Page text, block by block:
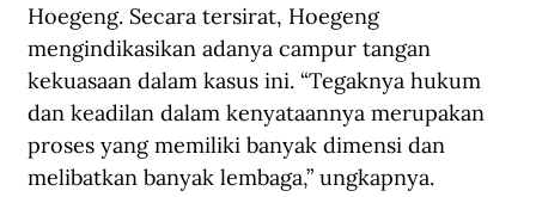
Hoegeng. Secara tersirat, Hoegeng
mengindikasikan adanya campur tangan
kekuasaan dalam kasus ini. “Tegaknya hukum
dan keadilan dalam kenyataannya merupakan
proses yang memiliki banyak dimensi dan
melibatkan banyak lembaga,” ungkapnya.